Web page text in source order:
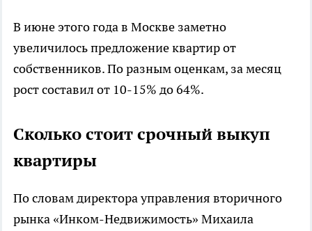
В июне этого года в Москве заметно
увеличилось предложение квартир от
собственников. По разным оценкам, за месяц
рост составил от 10-15% до 64%.
Сколько стоит срочный выкуп
квартиры
По словам директора управления вторичного
рынка «Инком-Недвижимость» Михаила